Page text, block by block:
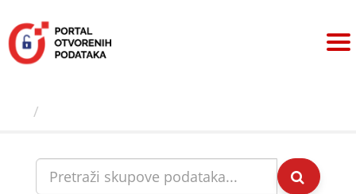
sadržaj